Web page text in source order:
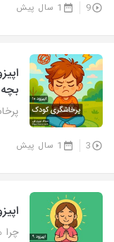
9 1 سال پیش
3 1 سال پیش
اپیزود ۹ -
چرا